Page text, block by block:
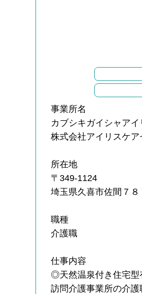
事業所名
カブシキガイシャア
株式会社アイリスケア
所在地
〒349-1124
埼玉県久喜市佐間７８
職種
介護職
仕事内容
◎天然温泉付き住宅型
訪問介護事業所の介護